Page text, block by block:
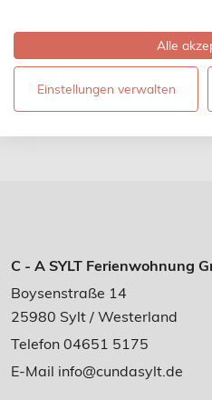
Aussichtsdüne am
Ellenbogen, mit Holztreppen
über die Dünen, den
C - A SYLT Ferienwohnung
Boysenstraße 14
25980 Sylt / Westerland
Telefon 04651 5175
E-Mail info@cundasylt.de
Alle
Einstellungen verwalten